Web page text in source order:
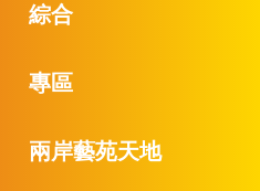
綜合
專區
兩岸藝苑天地